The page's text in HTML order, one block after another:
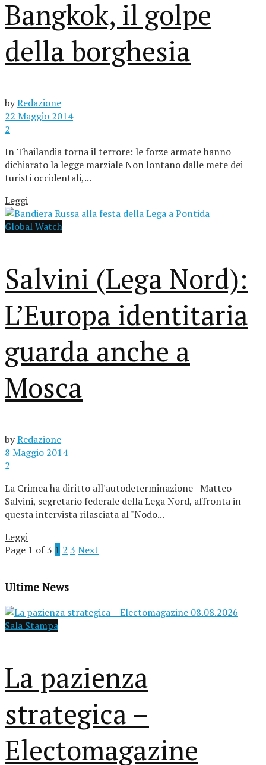
Bangkok, il golpe
della borghesia
byRedazione
22 Maggio 2014
2
In Thailandia torna il terrore: le forze armate hanno
dichiarato la legge marziale Non lontano dalle mete dei
turisti occidentali,...
Leggi
Global Watch
Salvini (Lega Nord):
L’Europa identitaria
guarda anche a
Mosca
byRedazione
8 Maggio 2014
2
La Crimea ha diritto all'autodeterminazione Matteo
Salvini, segretario federale della Lega Nord, affronta in
questa intervista rilasciata al "Nodo...
Leggi
Page 1 of 3 1 2 3 Next
Ultime News
Sala Stampa
La pazienza
strategica –
Electomagazine